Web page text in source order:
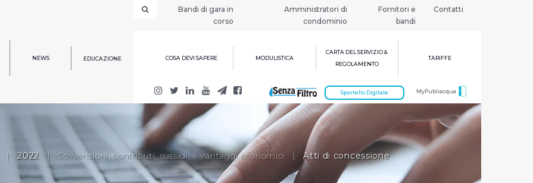
Bandi di gara in
corso
Amministratori di
condominio
Fornitori e
bandi
Contatti
NEWS EDUCAZIONE COSA DEVI SAPERE MODULISTICA
CARTA DEL SERVIZIO &
REGOLAMENTO
TARIFFE
MyPubliacqua
Sportello Digitale
| 2022 | Sovvenzioni, contributi, sussidi, e vantaggi economici | Atti di concessione